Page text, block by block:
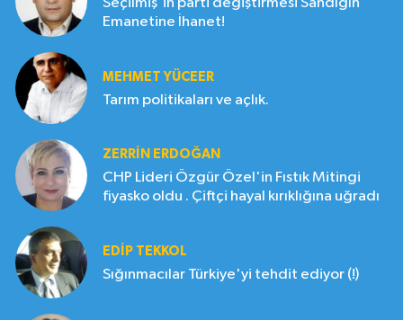
Seçilmiş'in parti değiştirmesi Sandığın
Emanetine İhanet!
MEHMET YÜCEER
Tarım politikaları ve açlık.
ZERRIN ERDOĞAN
CHP Lideri Özgür Özel'in Fıstık Mitingi
fiyasko oldu . Çiftçi hayal kırıklığına uğradı
EDIP TEKKOL
Sığınmacılar Türkiye'yi tehdit ediyor (!)